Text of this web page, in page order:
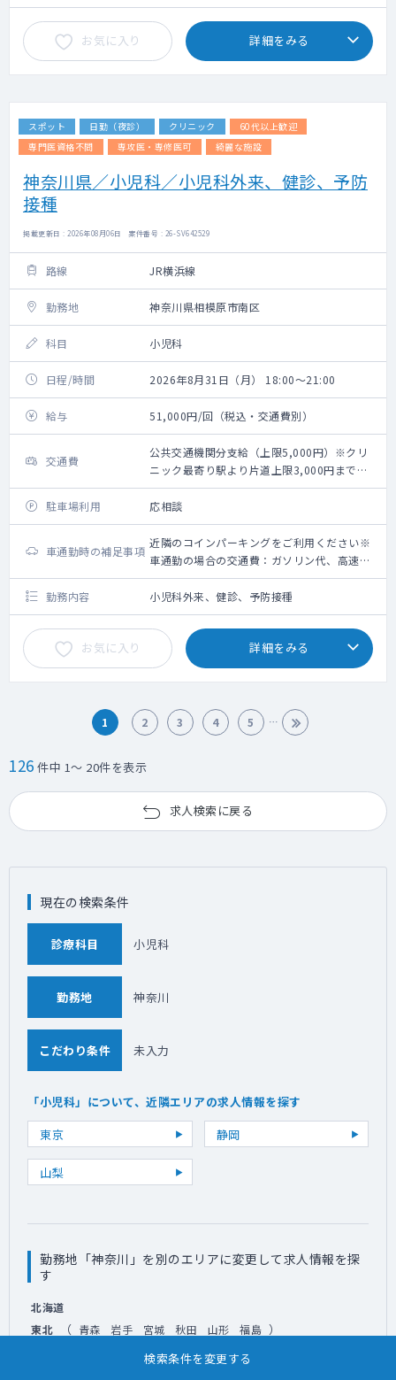
お気に入り 詳細をみる
スポット 日勤（夜診） クリニック
60代以上歓迎
専門医資格不問
専攻医・専修医可 綺麗な施設
神奈川県／小児科／小児科外来、健診、予防
接種
掲載更新日 : 2026年08月06日 案件番号 : 26-SV642529
路線 JR横浜線
勤務地 神奈川県相模原市南区
科目 小児科
日程/時間 2026年8月31日（月） 18:00～21:00
給与 51,000円/回（税込・交通費別）
交通費
公共交通機関分支給（上限5,000円）※クリ
ニック最寄り駅より片道上限3,000円までの
タクシー利用可能
駐車場利用
応相談
車通勤時の補足事項
近隣のコインパーキングをご利用ください※
車通勤の場合の交通費：ガソリン代、高速道
路利用料金（上限5,000円）＋駐車場代（上
限2,000円）
勤務内容 小児科外来、健診、予防接種
お気に入り 詳細をみる
1 2 3 4 5
126 件中 1～ 20件を表示
求人検索に戻る
検索条件を変更する
現在の検索条件
診療科目 小児科
勤務地 神奈川
こだわり条件 未入力
「小児科」について、近隣エリアの求人情報を探す
東京
静岡
山梨
勤務地「神奈川」を別のエリアに変更して求人情報を探
す
北海道
東北
（ 青森 岩手 宮城 秋田 山形 福島 ）
埼玉 神奈川 茨城